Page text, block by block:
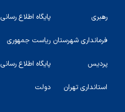
رهبری
فرمانداری شهرستان
پردیس
استانداری تهران
پایگاه اطلاع رسانی
ریاست جمهوری
پایگاه اطلاع رسانی
دولت